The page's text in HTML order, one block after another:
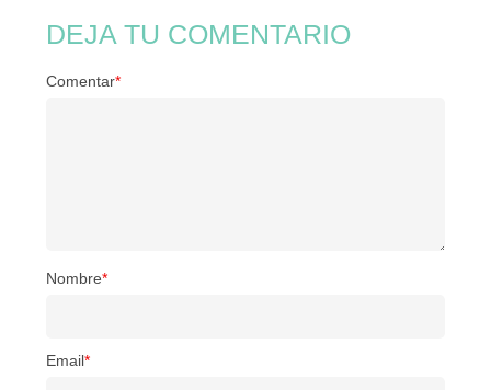
DEJA TU COMENTARIO
Comentar*
Nombre*
Email*